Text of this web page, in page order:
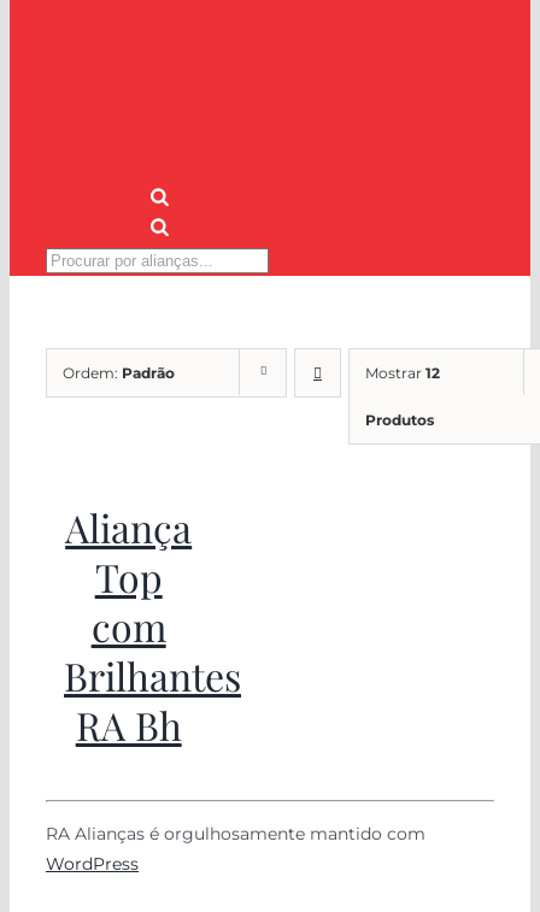
Pesquisar
Ordem: Padrão Mostrar 12
Produtos
Aliança
Top
com
Brilhantes
RA Bh
RA Alianças é orgulhosamente mantido com
WordPress